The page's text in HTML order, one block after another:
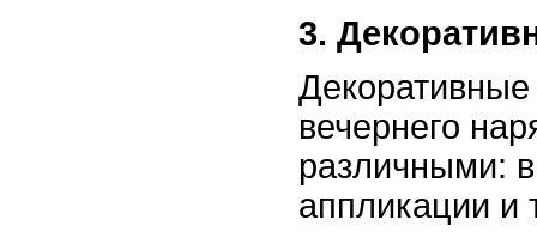
3.
вечернего
различными:
аппликации и